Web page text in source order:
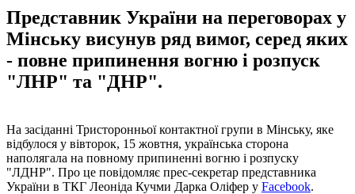
Представник України на переговорах у
Мінську висунув ряд вимог, серед яких
- повне припинення вогню і розпуск
"ЛНР" та "ДНР".
На засіданні Тристоронньої контактної групи в Мінську, яке
відбулося у вівторок, 15 жовтня, українська сторона
наполягала на повному припиненні вогню і розпуску
"ЛДНР". Про це повідомляє прес-секретар представника
України в ТКГ Леоніда Кучми Дарка Оліфер у Facebook.